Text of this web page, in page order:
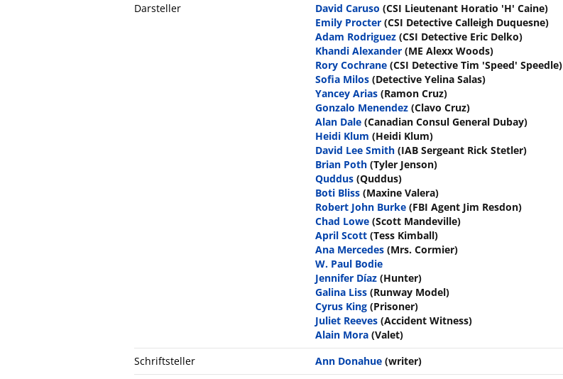
Darsteller
David Caruso (CSI Lieutenant Horatio 'H' Caine)
Emily Procter (CSI Detective Calleigh Duquesne)
Adam Rodriguez (CSI Detective Eric Delko)
Khandi Alexander (ME Alexx Woods)
Rory Cochrane (CSI Detective Tim 'Speed' Speedle)
Sofia Milos (Detective Yelina Salas)
Yancey Arias (Ramon Cruz)
Gonzalo Menendez (Clavo Cruz)
Alan Dale (Canadian Consul General Dubay)
Heidi Klum (Heidi Klum)
David Lee Smith (IAB Sergeant Rick Stetler)
Brian Poth (Tyler Jenson)
Quddus (Quddus)
Boti Bliss (Maxine Valera)
Robert John Burke (FBI Agent Jim Resdon)
Chad Lowe (Scott Mandeville)
April Scott (Tess Kimball)
Ana Mercedes (Mrs. Cormier)
W. Paul Bodie
Jennifer Díaz (Hunter)
Galina Liss (Runway Model)
Cyrus King (Prisoner)
Juliet Reeves (Accident Witness)
Alain Mora (Valet)
Schriftsteller
Ann Donahue (writer)